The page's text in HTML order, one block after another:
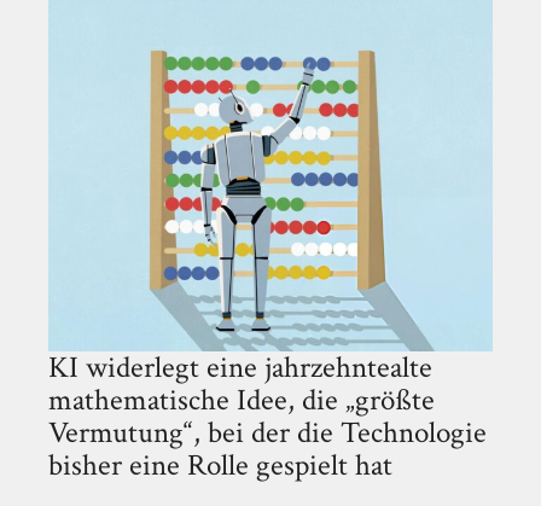
KI widerlegt eine jahrzehntealte
mathematische Idee, die „größte
Vermutung“, bei der die Technologie
bisher eine Rolle gespielt hat